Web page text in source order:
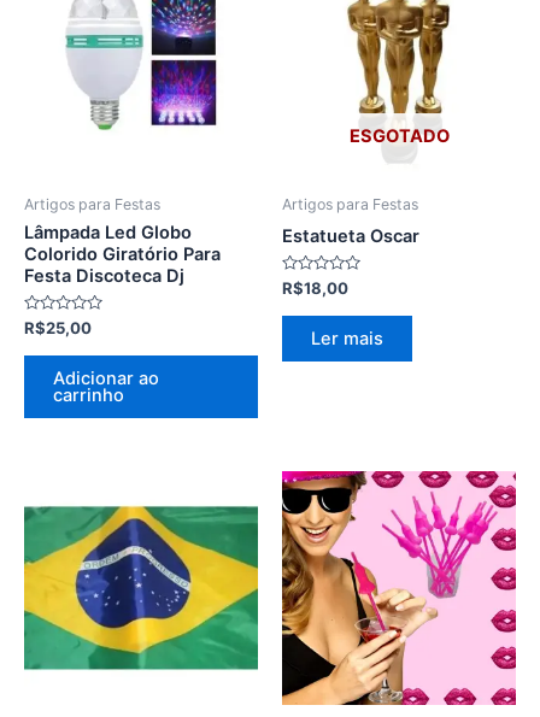
Artigos para Festas
Lâmpada Led Globo
Colorido Giratório Para
Festa Discoteca Dj
Avaliação
de
R$25,00
Adicionar ao
carrinho
ESGOTADO
Artigos para Festas
Estatueta Oscar
Avaliação
de
R$18,00
Ler mais